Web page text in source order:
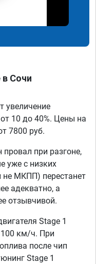
в Сочи
увеличение
10 до 40%. Цены на
7800 руб.
при разгоне,
уже с низких
не МКПП) перестанет
адекватно, а
отзывчивой.
Stage 1
100 км/ч. При
после чип
Stage 1